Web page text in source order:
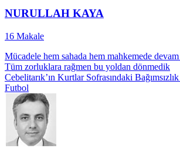
NURULLAH KAYA
16 Makale
Mücadele hem sahada hem mahkemede
Tüm zorluklara rağmen bu yoldan dönmedik
Cebelitarık’ın Kurtlar Sofrasındaki
Futbol